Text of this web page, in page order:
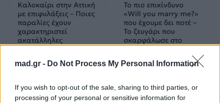
mad.gr - Do Not Process My Personal Information
If you wish to opt-out of the sale, sharing to third parties, or
processing of your personal or sensitive information for
Καλοκαίρι στην Αττική
με επιφυλάξεις – Ποιες
παραλίες έχουν
χαρακτηριστεί
ακατάλληλες
Το πιο επικίνδυνο
«Will you marry me?»
που έχουμε δει ποτέ –
Το ζευγάρι που
σκαρφάλωσε στο